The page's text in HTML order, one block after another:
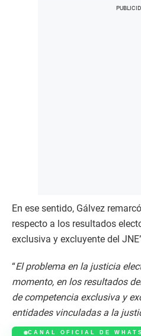
En ese sentido, Gálvez
respecto a los resultados
exclusiva y excluyente del
“El problema en la justicia
momento, en los resultados
de competencia exclusiva y
entidades vinculadas a la
CANAL OFICIAL DE